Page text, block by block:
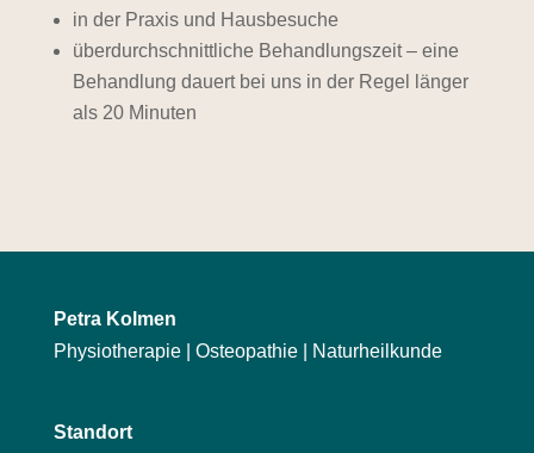
in der Praxis und Hausbesuche
überdurchschnittliche Behandlungszeit – eine
Behandlung dauert bei uns in der Regel länger
als 20 Minuten
Petra Kolmen
Physiotherapie | Osteopathie | Naturheilkunde
Standort